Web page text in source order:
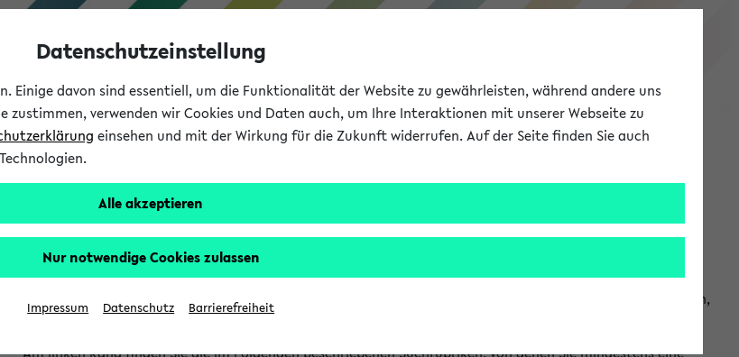
eKVV
Hinweise zur Kombisuche
Sie können das eKVV nach diversen Kriterien durchsuchen und so gezielt die Veranstaltungen heraussuchen,
die für Sie interessant sind.
Am linken Rand finden Sie die im Folgenden beschriebenen Suchrubriken, von denen Sie mindestens eine
Datenschutzeinstellung
Einige davon sind essentiell, um die Funktionalität der Website zu gewährleisten, während andere uns
zustimmen, verwenden wir Cookies und Daten auch, um Ihre Interaktionen mit unserer Webseite zu
einsehen und mit der Wirkung für die Zukunft widerrufen. Auf der Seite finden Sie auch
Alle akzeptieren
Nur notwendige Cookies zulassen
Impressum Datenschutz Barrierefreiheit